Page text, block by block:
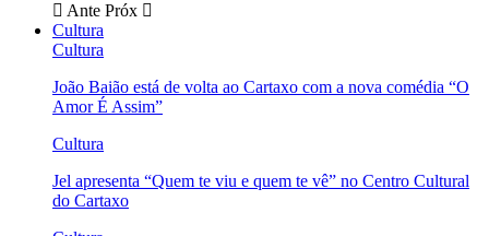
Ante Próx
Cultura
Cultura
João Baião está de volta ao Cartaxo com a nova comédia “O
Amor É Assim”
Cultura
Jel apresenta “Quem te viu e quem te vê” no Centro Cultural
do Cartaxo